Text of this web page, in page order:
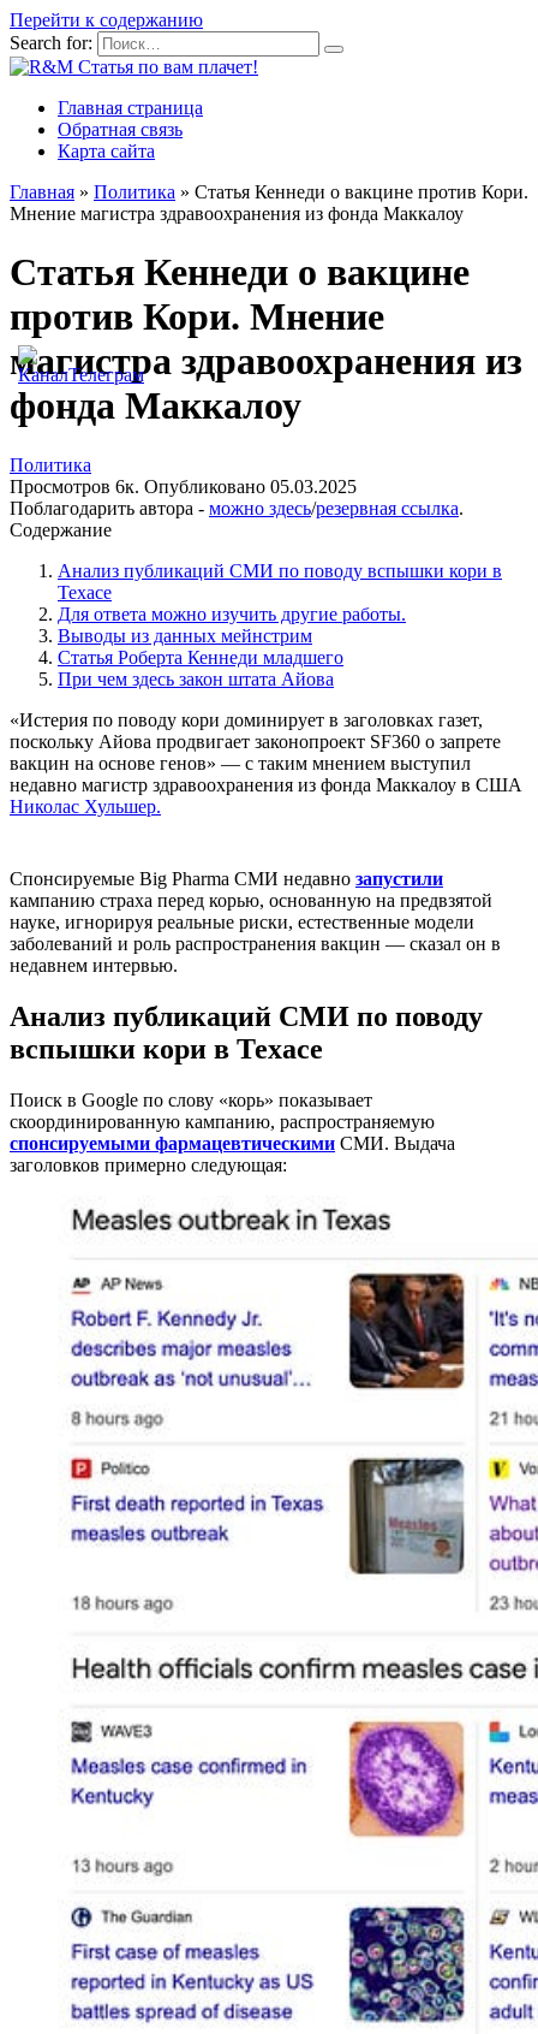
Перейти к содержанию
Search for:
Главная страница
Обратная связь
Карта сайта
Главная » Политика » Статья Кеннеди о вакцине против Кори.
Мнение магистра здравоохранения из фонда Маккалоу
Статья Кеннеди о вакцине
против Кори. Мнение
магистра здравоохранения из
фонда Маккалоу
Политика
Просмотров 6к. Опубликовано 05.03.2025
Поблагодарить автора - можно здесь/резервная ссылка.
Содержание
Анализ публикаций СМИ по поводу вспышки кори в
Техасе
Для ответа можно изучить другие работы.
Выводы из данных мейнстрим
Статья Роберта Кеннеди младшего
При чем здесь закон штата Айова
«Истерия по поводу кори доминирует в заголовках газет,
поскольку Айова продвигает законопроект SF360 о запрете
вакцин на основе генов» — с таким мнением выступил
недавно магистр здравоохранения из фонда Маккалоу в США
Николас Хульшер.
Спонсируемые Big Pharma СМИ недавно запустили
кампанию страха перед корью, основанную на предвзятой
науке, игнорируя реальные риски, естественные модели
заболеваний и роль распространения вакцин — сказал он в
недавнем интервью.
Анализ публикаций СМИ по поводу
вспышки кори в Техасе
Поиск в Google по слову «корь» показывает
скоординированную кампанию, распространяемую
спонсируемыми фармацевтическими СМИ. Выдача
заголовков примерно следующая: